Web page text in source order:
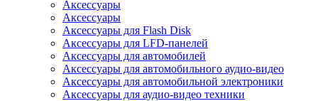
Аксессуары
Аксессуары
Аксессуары для Flash Disk
Аксессуары для LFD-панелей
Аксессуары для автомобилей
Аксессуары для автомобильного аудио-видео
Аксессуары для автомобильной электроники
Аксессуары для аудио-видео техники